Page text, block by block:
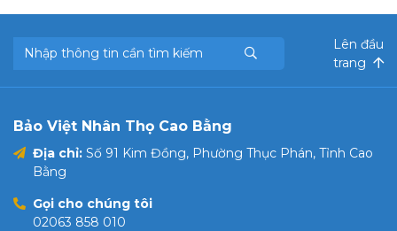
Lên đầu
trang
Bảo Việt Nhân Thọ Cao Bằng
Địa chỉ: Số 91 Kim Đồng, Phường Thục Phán, Tỉnh Cao
Bằng
Gọi cho chúng tôi
02063 858 010